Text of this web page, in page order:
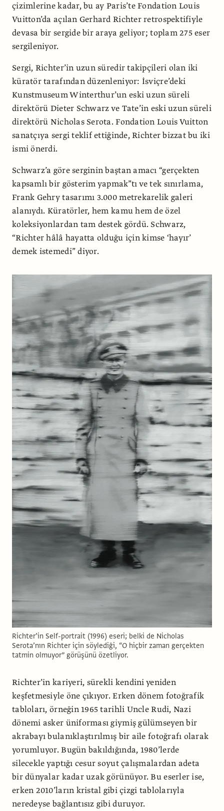
çizimlerine kadar, bu ay Paris’te Fondation Louis
Vuitton’da açılan Gerhard Richter retrospektifiyle
devasa bir sergide bir araya geliyor; toplam 275 eser
sergileniyor.
Sergi, Richter’in uzun süredir takipçileri olan iki
küratör tarafından düzenleniyor: İsviçre’deki
Kunstmuseum Winterthur’un eski uzun süreli
direktörü Dieter Schwarz ve Tate’in eski uzun süreli
direktörü Nicholas Serota. Fondation Louis Vuitton
sanatçıya sergi teklif ettiğinde, Richter bizzat bu iki
ismi önerdi.
Schwarz’a göre serginin baştan amacı “gerçekten
kapsamlı bir gösterim yapmak”tı ve tek sınırlama,
Frank Gehry tasarımı 3.000 metrekarelik galeri
alanıydı. Küratörler, hem kamu hem de özel
koleksiyonlardan tam destek gördü. Schwarz,
“Richter hâlâ hayatta olduğu için kimse ‘hayır’
demek istemedi” diyor.
Richter’in Self-portrait (1996) eseri; belki de Nicholas
Serota’nın Richter için söylediği, “O hiçbir zaman gerçekten
tatmin olmuyor” görüşünü özetliyor.
Richter’in kariyeri, sürekli kendini yeniden
keşfetmesiyle öne çıkıyor. Erken dönem fotoğrafik
tabloları, örneğin 1965 tarihli Uncle Rudi, Nazi
dönemi asker üniforması giymiş gülümseyen bir
akrabayı bulanıklaştırılmış bir aile fotoğrafı olarak
yorumluyor. Bugün bakıldığında, 1980’lerde
silecekle yaptığı cesur soyut çalışmalardan adeta
bir dünyalar kadar uzak görünüyor. Bu eserler ise,
erken 2010’ların kristal gibi çizgi tablolarıyla
neredeyse bağlantısız gibi duruyor.